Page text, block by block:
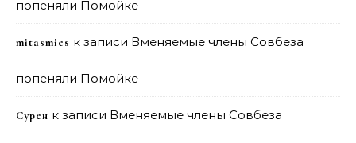
попеняли Помойке
mitasmies к записи Вменяемые члены Совбеза
попеняли Помойке
Сурен к записи Вменяемые члены Совбеза